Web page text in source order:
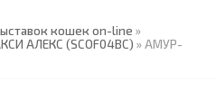
кошек on-line »
АЛЕКС (SCOF04BC) » АМУР-